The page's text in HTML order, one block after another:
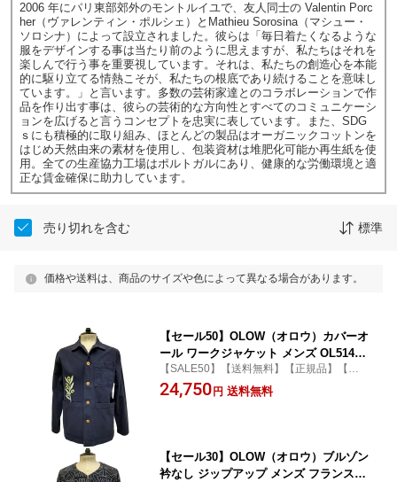
2006 年にパリ東部郊外のモントルイユで、友人同士の Valentin Porc
her（ヴァレンティン・ポルシェ）とMathieu Sorosina（マシュー・
ソロシナ）によって設立されました。彼らは「毎日着たくなるような
服をデザインする事は当たり前のように思えますが、私たちはそれを
楽しんで行う事を重要視しています。それは、私たちの創造心を本能
的に駆り立てる情熱こそが、私たちの根底であり続けることを意味し
ています。」と言います。多数の芸術家達とのコラボレーションで作
品を作り出す事は、彼らの芸術的な方向性とすべてのコミュニケーシ
ョンを広げると言うコンセプトを忠実に表しています。また、SDG
ｓにも積極的に取り組み、ほとんどの製品はオーガニックコットンを
はじめ天然由来の素材を使用し、包装資材は堆肥化可能か再生紙を使
用。全ての生産協力工場はポルトガルにあり、健康的な労働環境と適
正な賃金確保に助力しています。
売り切れを含む 標準
価格や送料は、商品のサイズや色によって異なる場合があります。
【セール50】OLOW（オロウ）カバーオ
ール ワークジャケット メンズ OL51400
2-80 ネイビー コットンツイル お花の刺
繍付き オーガニックコットン セシル・
【SALE50】【送料無料】【正規品】【カ
ジュアル】【おしゃれ】【パリ】【フラン
ス】
24,750 円 送料無料
【セール30】OLOW（オロウ）ブルゾン
衿なし ジップアップ メンズ フランス・